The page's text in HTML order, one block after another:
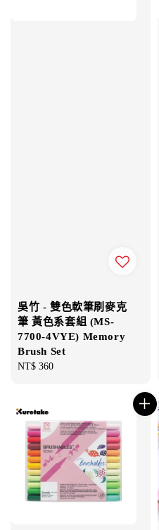
吳竹 - 雙色軟筆刷麥克
筆 黃色系套組 (MS-
7700-4VYE) Memory
Brush Set
Regular
NT$ 360